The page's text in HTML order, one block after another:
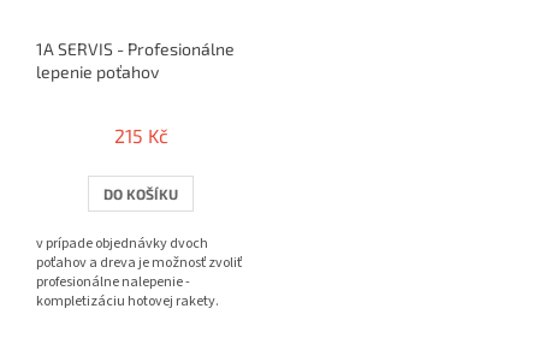
1A SERVIS - Profesionálne
lepenie poťahov
215 Kč
DO KOŠÍKU
v prípade objednávky dvoch
poťahov a dreva je možnosť zvoliť
profesionálne nalepenie -
kompletizáciu hotovej rakety.